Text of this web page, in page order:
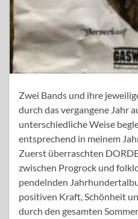
Zwei Bands und ihre
durch das vergangene Jahr
unterschiedliche Weise
entsprechend in meinem
Zuerst überraschten
zwischen Progrock und
pendelnden
positiven Kraft, Schönheit
durch den gesamten